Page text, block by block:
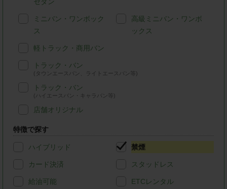
ミニバン・ワンボック
ス
高級ミニバン・ワンボ
ックス
軽トラック・商用バン
トラック・バン
(タウンエースバン、ライトエースバン等)
トラック・バン
(ハイエースバン・キャラバン等)
店舗オリジナル
特徴で探す
ハイブリッド 禁煙
カード決済 スタッドレス
給油可能 ETCレンタル